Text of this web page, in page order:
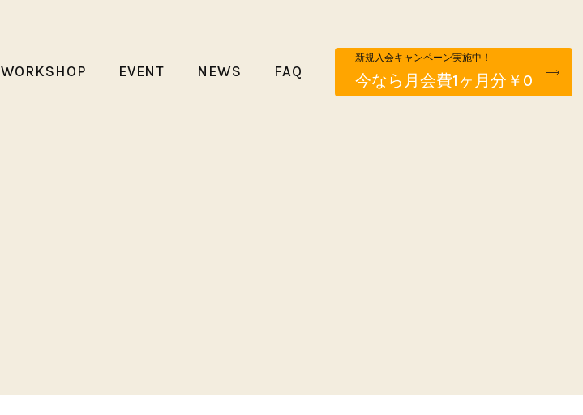
WORKSHOP EVENT NEWS FAQ
新規入会キャンペーン実施中！
今なら月会費1ヶ月分￥0